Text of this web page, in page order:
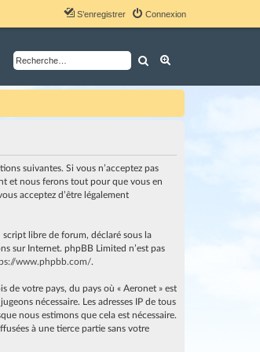
Connexion
S’enregistrer
Rechercher
suivantes. Si vous n’acceptez pas
et nous ferons tout pour que vous en
acceptez d’être légalement
script libre de forum, déclaré sous la
sur Internet. phpBB Limited n’est pas
www.phpbb.com/.
de votre pays, du pays où « Aeronet » est
nécessaire. Les adresses IP de tous
nous estimons que cela est nécessaire.
à une tierce partie sans votre